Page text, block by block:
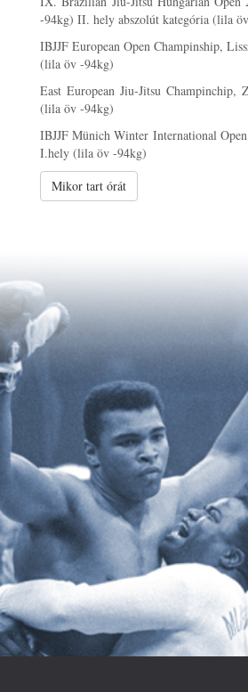
-94kg) II. hely abszolút kategória (lila
IBJJF European Open Champinship,
(lila öv -94kg)
East European Jiu-Jitsu Champinchip,
(lila öv -94kg)
IBJJF Münich Winter International
I.hely (lila öv -94kg)
Mikor tart órát